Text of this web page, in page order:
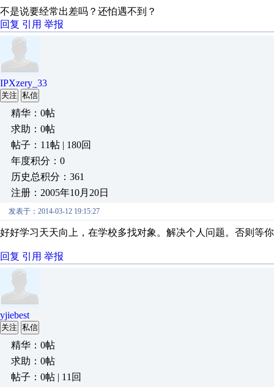
不是说要经常出差吗？还怕遇不到？
回复 引用 举报
IPXzery_33
关注 私信
精华：0帖
求助：0帖
帖子：11帖 | 180回
年度积分：0
历史总积分：361
注册：2005年10月20日
发表于：2014-03-12 19:15:27
好好学习天天向上，在学校多找对象。解决个人问题。否则等
回复 引用 举报
yjiebest
关注 私信
精华：0帖
求助：0帖
帖子：0帖 | 11回